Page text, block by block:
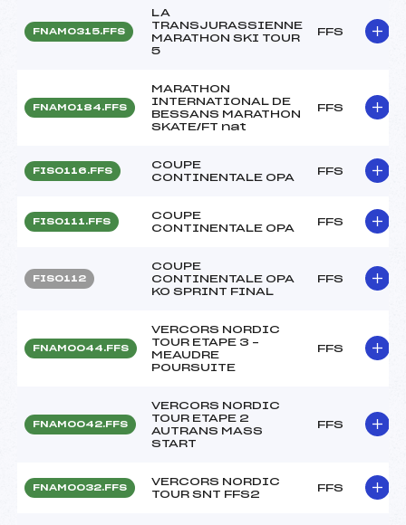
FNAM0315.FFS
LA
TRANSJURASSIENNE
MARATHON SKI TOUR
5
FFS
FNAM0184.FFS
MARATHON
INTERNATIONAL DE
BESSANS MARATHON
SKATE/FT nat
FFS
FIS0116.FFS
COUPE
CONTINENTALE OPA
FFS
FIS0111.FFS
COUPE
CONTINENTALE OPA
FFS
FIS0112
COUPE
CONTINENTALE OPA
KO SPRINT FINAL
FFS
FNAM0044.FFS
VERCORS NORDIC
TOUR ETAPE 3 –
MEAUDRE
POURSUITE
FFS
FNAM0042.FFS
VERCORS NORDIC
TOUR ETAPE 2
AUTRANS MASS
START
FFS
FNAM0032.FFS
VERCORS NORDIC
TOUR SNT FFS2
FFS